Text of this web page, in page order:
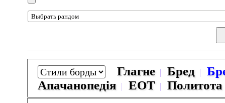
Глагне Бред
Апачанопедiя
ЕОТ
Политота